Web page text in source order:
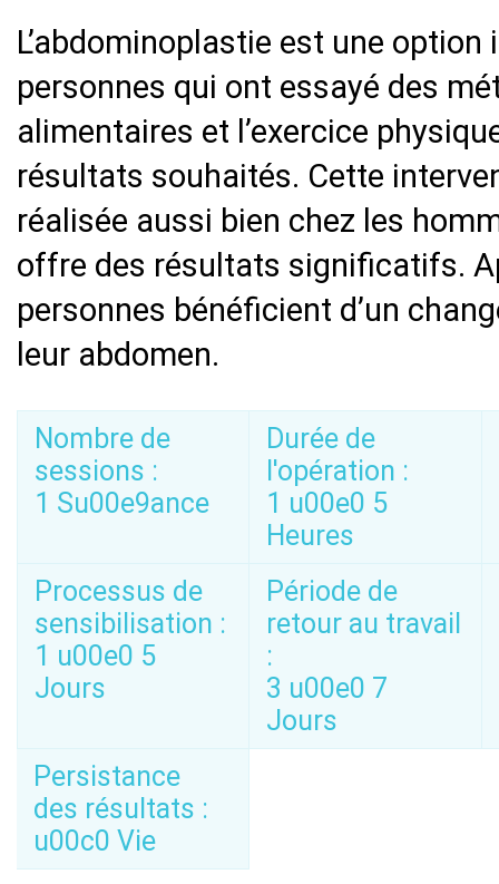
L’abdominoplastie est une
personnes qui ont essayé des
alimentaires et l’exercice
résultats souhaités. Cette
réalisée aussi bien chez les
offre des résultats significatifs.
personnes bénéficient d’un
leur abdomen.
Nombre de
sessions :
1 Su00e9ance
Durée de
l'opération :
1 u00e0 5
Heures
Processus de
sensibilisation :
1 u00e0 5
Jours
Période de
retour au travail
:
3 u00e0 7
Jours
Persistance
des résultats :
u00c0 Vie